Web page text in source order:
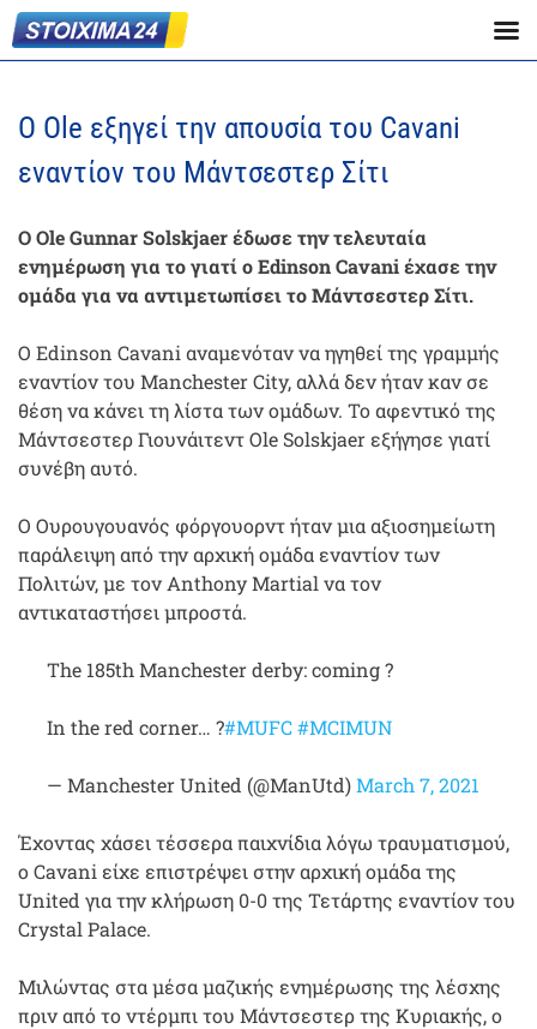
Ο Ole εξηγεί την απουσία του Cavani
εναντίον του Μάντσεστερ Σίτι
Ο Ole Gunnar Solskjaer έδωσε την τελευταία
ενημέρωση για το γιατί ο Edinson Cavani έχασε την
ομάδα για να αντιμετωπίσει το Μάντσεστερ Σίτι.
Ο Edinson Cavani αναμενόταν να ηγηθεί της γραμμής
εναντίον του Manchester City, αλλά δεν ήταν καν σε
θέση να κάνει τη λίστα των ομάδων. Το αφεντικό της
Μάντσεστερ Γιουνάιτεντ Ole Solskjaer εξήγησε γιατί
συνέβη αυτό.
Ο Ουρουγουανός φόργουορντ ήταν μια αξιοσημείωτη
παράλειψη από την αρχική ομάδα εναντίον των
Πολιτών, με τον Anthony Martial να τον
αντικαταστήσει μπροστά.
The 185th Manchester derby: coming ?
In the red corner… ?#MUFC#MCIMUN
— Manchester United (@ManUtd)March 7, 2021
Έχοντας χάσει τέσσερα παιχνίδια λόγω τραυματισμού,
ο Cavani είχε επιστρέψει στην αρχική ομάδα της
United για την κλήρωση 0-0 της Τετάρτης εναντίον του
Crystal Palace.
Μιλώντας στα μέσα μαζικής ενημέρωσης της λέσχης
πριν από το ντέρμπι του Μάντσεστερ της Κυριακής, ο